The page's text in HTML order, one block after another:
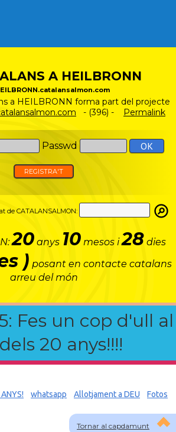
A HEILBRONN
a HEILBRONN forma part del projecte
- (396) - Permalink
Passwd
REGISTRA'T
de CATALANSALMON:
20anys 10mesos i28 dies
) posant en contacte catalans
arreu del món
Fes un cop d'ull al
20 anys!!!!
Tornar al capdamunt
whatsapp Allotjament a DEU Fotos